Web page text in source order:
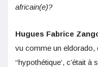
africain(e)?
Hugues Fabrice
vu comme un eldorado,
‘‘hypothétique’, c’était